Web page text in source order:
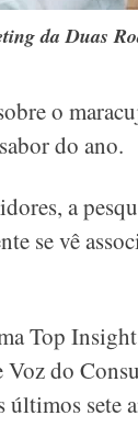
da Duas
o
do ano.
a
se vê
Top
Voz do
sete